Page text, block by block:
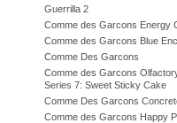
Guerrilla 2
Comme des Garcons Energy
Comme des Garcons Blue
Comme Des Garcons
Comme des Garcons
Series 7: Sweet Sticky Cake
Comme Des Garcons
Comme des Garcons Happy